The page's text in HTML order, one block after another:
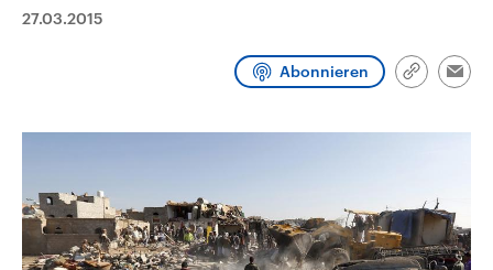
und Hintergründe zu den Parteien
und Kandidaten der anstehenden
Sendungen
27.03.2015
Abonnieren
Link